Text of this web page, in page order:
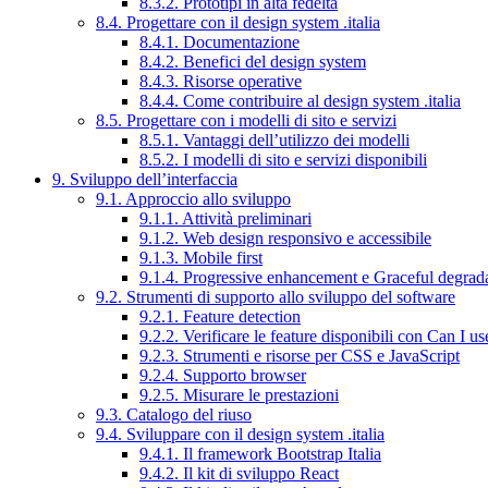
8.4. Progettare con il design system .italia
8.4.1. Documentazione
8.4.2. Benefici del design system
8.4.3. Risorse operative
8.4.4. Come contribuire al design system .italia
8.5. Progettare con i modelli di sito e servizi
8.5.1. Vantaggi dell’utilizzo dei modelli
8.5.2. I modelli di sito e servizi disponibili
9. Sviluppo dell’interfaccia
9.1. Approccio allo sviluppo
9.1.1. Attività preliminari
9.1.2. Web design responsivo e accessibile
9.1.3. Mobile first
9.1.4. Progressive enhancement e Graceful
9.2. Strumenti di supporto allo sviluppo del software
9.2.1. Feature detection
9.2.2. Verificare le feature disponibili con Can I
9.2.3. Strumenti e risorse per CSS e JavaScript
9.2.4. Supporto browser
9.2.5. Misurare le prestazioni
9.3. Catalogo del riuso
9.4. Sviluppare con il design system .italia
9.4.1. Il framework Bootstrap Italia
9.4.2. Il kit di sviluppo React